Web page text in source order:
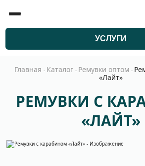
УСЛУГИ
Главная - Каталог - Ремувки оптом -
«Лайт»
РЕМУВКИ С
«ЛАЙТ»